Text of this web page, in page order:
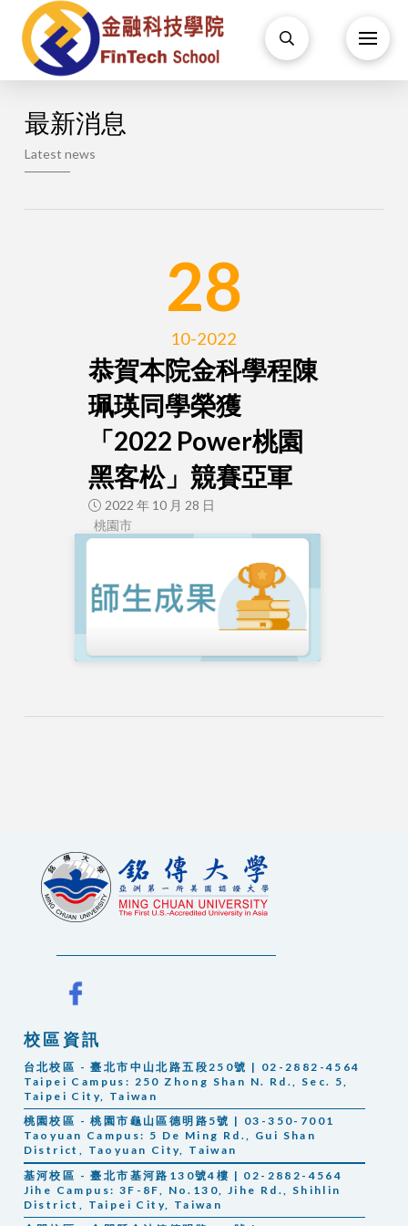
最新消息
Latest news
28
10-2022
恭賀本院金科學程陳
珮瑛同學榮獲
「2022 Power桃園
黑客松」競賽亞軍
2022 年 10 月 28 日
桃園市
校區資訊
台北校區 - 臺北市中山北路五段250號 | 02-2882-4564
Taipei Campus: 250 Zhong Shan N. Rd., Sec. 5,
Taipei City, Taiwan
桃園校區 - 桃園市龜山區德明路5號 | 03-350-7001
Taoyuan Campus: 5 De Ming Rd., Gui Shan
District, Taoyuan City, Taiwan
基河校區 - 臺北市基河路130號4樓 | 02-2882-4564
Jihe Campus: 3F-8F, No.130, Jihe Rd., Shihlin
District, Taipei City, Taiwan